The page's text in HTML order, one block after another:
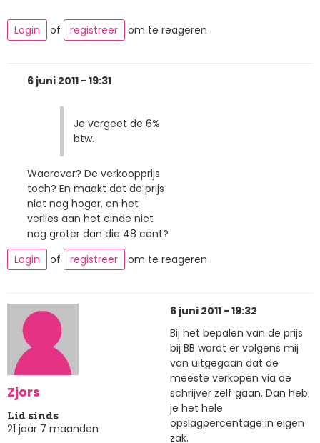
Login of registreer om te reageren
6 juni 2011 - 19:31
Je vergeet de 6%
btw.
Waarover? De verkoopprijs
toch? En maakt dat de prijs
niet nog hoger, en het
verlies aan het einde niet
nog groter dan die 48 cent?
Login
of registreer om te reageren
Zjors
Lid sinds
21 jaar 7 maanden
6 juni 2011 - 19:32
Bij het bepalen van de prijs
bij BB wordt er volgens mij
van uitgegaan dat de
meeste verkopen via de
schrijver zelf gaan. Dan heb
je het hele
opslagpercentage in eigen
zak.